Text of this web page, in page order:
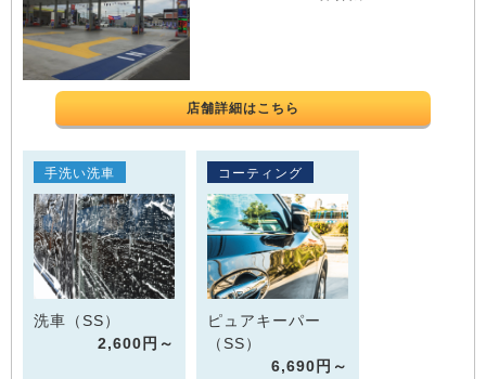
店舗詳細はこちら
手洗い洗車
洗車（SS）
2,600円～
コーティング
ピュアキーパー
（SS）
6,690円～